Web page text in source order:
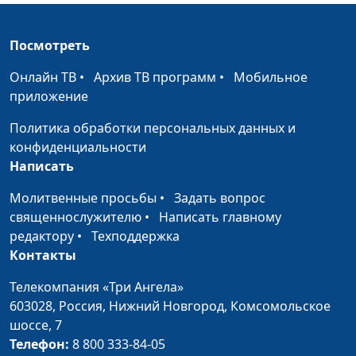
практический психолог
Как нецензурная
речь влияет на нашу
жизнь
практический психолог
Как пережить
сложные времена
Караченцева,
пожилыми
родителями
Караченцева,
практический психолог
Чувство вины:
практический психолог
Доверие Богу или
инфантилизм?
Посмотреть
Онлайн ТВ • Архив ТВ программ • Мобильное
приложение
Политика обработки персональных данных и
конфиденциальности
Написать
Молитвенные просьбы • Задать вопрос
священнослужителю • Написать главному
редактору • Техподдержка
Контакты
Телекомпания «Три Ангела»
603028, Россия, Нижний Новгород, Комсомольское
шоссе, 7
Телефон: 8 800 333-84-05